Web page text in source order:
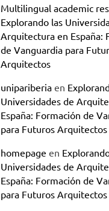
Multilingual academic
Explorando las
Arquitectura en España:
de Vanguardia para
Arquitectos
unipariberiaen
Universidades de
España: Formación de
para Futuros Arquitectos
homepage en
Universidades de
España: Formación de
para Futuros Arquitectos